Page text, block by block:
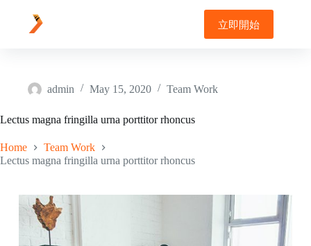
content
立即開始
admin May 15, 2020 Team Work
Lectus magna fringilla urna porttitor rhoncus
Home
Team Work
Lectus magna fringilla urna porttitor rhoncus